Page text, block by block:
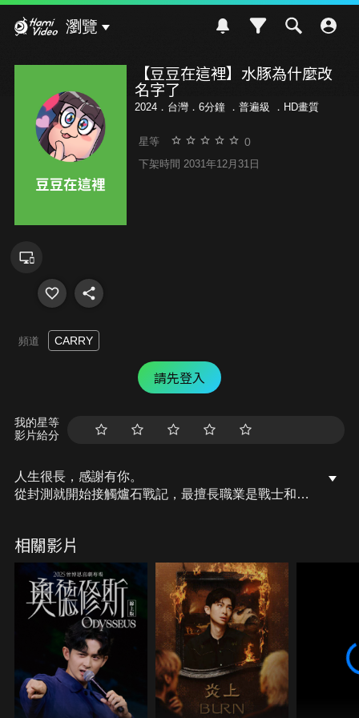
瀏覽
【豆豆在這裡】水豚為什麼改
名字了
2024．台灣．6分鐘 ． 普遍級 ．HD畫質
星等 0
下架時間 2031年12月31日
頻道 CARRY
請先登入
我的星等
影片給分
人生很長，感謝有你。
從封測就開始接觸爐石戰記，最擅長職業是戰士和牧
醒。
從陰暗幽霾的蛇界森林甦醒吧， 趁此良機，莫再猶
豫，恭請蛇界至尊雙飛寶典！
OSkomodo 還不一起加入蛇教跟著教主一起前進!
相關影片